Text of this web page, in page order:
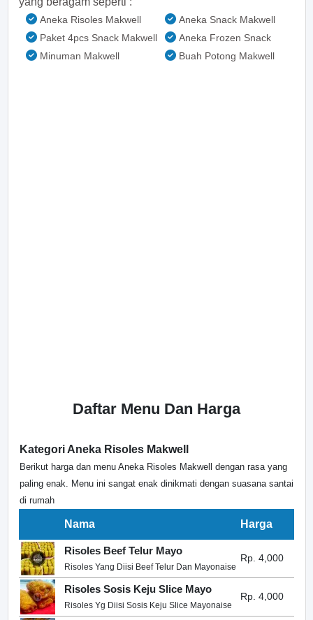
Aneka Risoles Makwell
Aneka Snack Makwell
Paket 4pcs Snack Makwell
Aneka Frozen Snack
Minuman Makwell
Buah Potong Makwell
Daftar Menu Dan Harga
Kategori Aneka Risoles Makwell
Berikut harga dan menu Aneka Risoles Makwell dengan rasa yang
paling enak. Menu ini sangat enak dinikmati dengan suasana santai
di rumah
Nama Harga
Risoles Beef Telur Mayo
Risoles Yang Diisi Beef Telur Dan Mayonaise
Rp. 4,000
Risoles Sosis Keju Slice Mayo
Risoles Yg Diisi Sosis Keju Slice Mayonaise
Rp. 4,000